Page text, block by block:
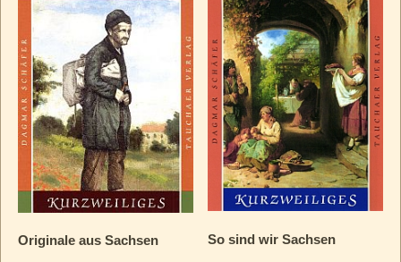
Originale aus Sachsen So sind wir Sachsen